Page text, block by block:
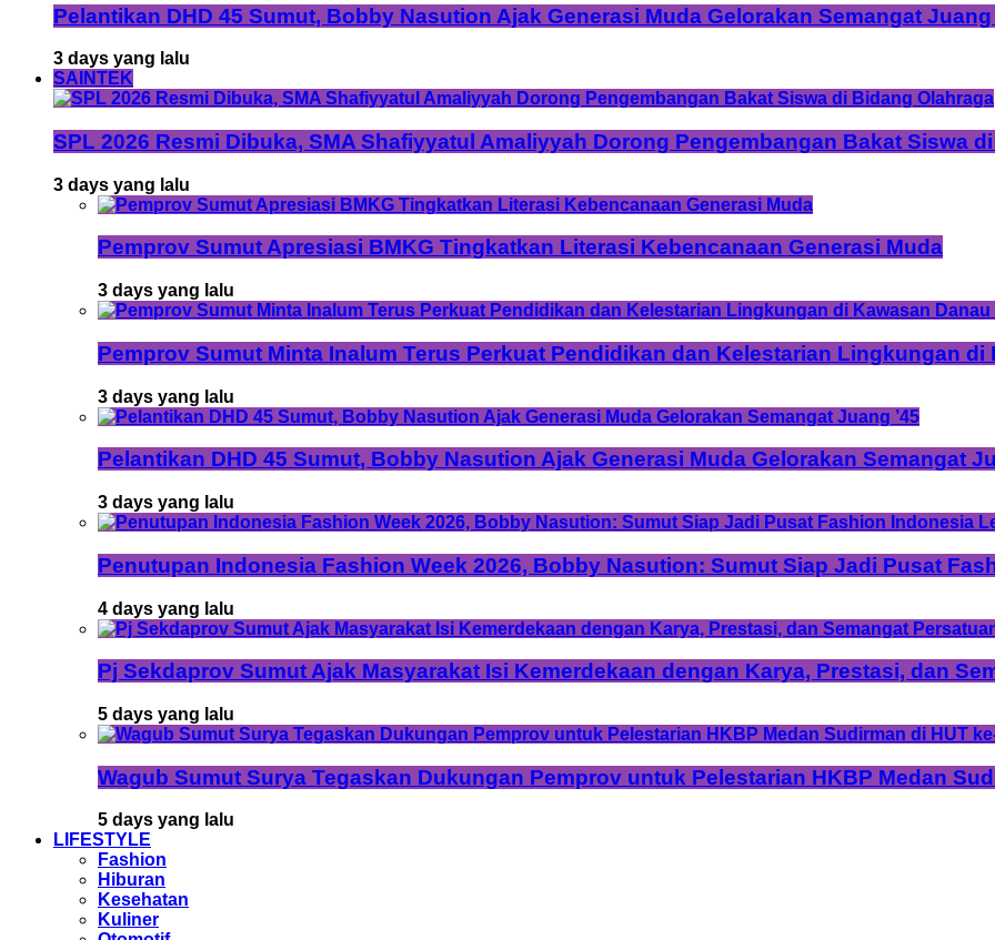
Pelantikan DHD 45 Sumut, Bobby Nasution Ajak Generasi Muda Gelorakan Semangat Juang
3 days yang lalu
SAINTEK
SPL 2026 Resmi Dibuka, SMA Shafiyyatul Amaliyyah Dorong Pengembangan Bakat Siswa
3 days yang lalu
Pemprov Sumut Apresiasi BMKG Tingkatkan Literasi Kebencanaan Generasi Muda
3 days yang lalu
Pemprov Sumut Minta Inalum Terus Perkuat Pendidikan dan Kelestarian Lingkungan di
3 days yang lalu
Pelantikan DHD 45 Sumut, Bobby Nasution Ajak Generasi Muda Gelorakan Semangat
3 days yang lalu
Penutupan Indonesia Fashion Week 2026, Bobby Nasution: Sumut Siap Jadi Pusat
4 days yang lalu
Pj Sekdaprov Sumut Ajak Masyarakat Isi Kemerdekaan dengan Karya, Prestasi, dan
5 days yang lalu
Wagub Sumut Surya Tegaskan Dukungan Pemprov untuk Pelestarian HKBP Medan
5 days yang lalu
LIFESTYLE
Fashion
Hiburan
Kesehatan
Kuliner